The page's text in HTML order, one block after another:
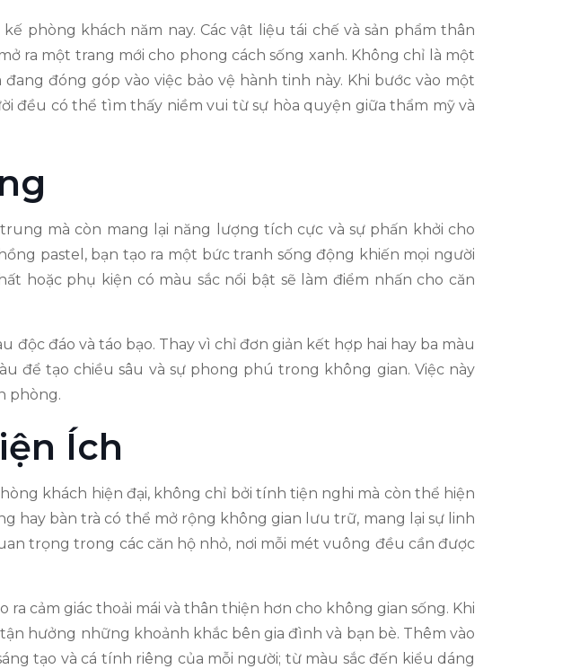
phòng khách năm nay. Các vật liệu tái chế và sản phẩm thân
ra một trang mới cho phong cách sống xanh. Không chỉ là một
đóng góp vào việc bảo vệ hành tinh này. Khi bước vào một
đều có thể tìm thấy niềm vui từ sự hòa quyện giữa thẩm mỹ và
mà còn mang lại năng lượng tích cực và sự phấn khởi cho
pastel, bạn tạo ra một bức tranh sống động khiến mọi người
hoặc phụ kiện có màu sắc nổi bật sẽ làm điểm nhấn cho căn
đáo và táo bạo. Thay vì chỉ đơn giản kết hợp hai hay ba màu
để tạo chiều sâu và sự phong phú trong không gian. Việc này
phòng.
Ích
khách hiện đại, không chỉ bởi tính tiện nghi mà còn thể hiện
hay bàn trà có thể mở rộng không gian lưu trữ, mang lại sự linh
trọng trong các căn hộ nhỏ, nơi mỗi mét vuông đều cần được
cảm giác thoải mái và thân thiện hơn cho không gian sống. Khi
hưởng những khoảnh khắc bên gia đình và bạn bè. Thêm vào
tạo và cá tính riêng của mỗi người; từ màu sắc đến kiểu dáng